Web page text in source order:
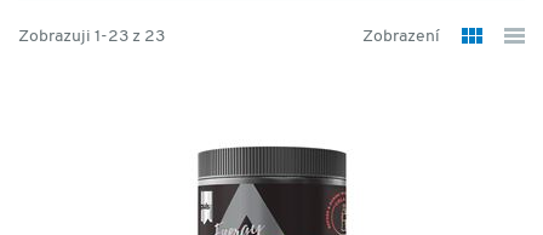
Zobrazuji 1-23 z 23 Zobrazení